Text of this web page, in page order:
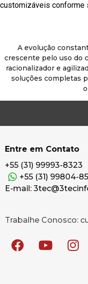
customizáveis conforme
A evolução
crescente pelo uso do
racionalizador e
soluções completas
Entre em Contato
+55 (31) 99993-8323
+55 (31) 99804-
E-mail:
Trabalhe Conosco: